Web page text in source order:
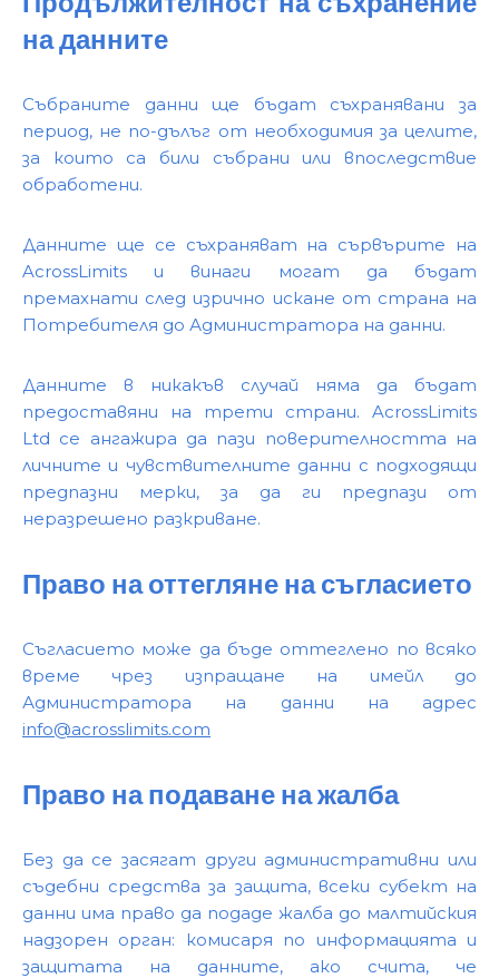
на данните
Събраните данни ще бъдат съхранявани за
период, не по-дълъг от необходимия за целите,
за които са били събрани или впоследствие
обработени.
Данните ще се съхраняват на сървърите на
AcrossLimits и винаги могат да бъдат
премахнати след изрично искане от страна на
Потребителя до Администратора на данни.
Данните в никакъв случай няма да бъдат
предоставяни на трети страни. AcrossLimits
Ltd се ангажира да пази поверителността на
личните и чувствителните данни с подходящи
предпазни мерки, за да ги предпази от
неразрешено разкриване.
Право на оттегляне на съгласието
Съгласието може да бъде оттеглено по всяко
време чрез изпращане на имейл до
Администратора на данни на адрес
info@acrosslimits.com
Право на подаване на жалба
Без да се засягат други административни или
съдебни средства за защита, всеки субект на
данни има право да подаде жалба до малтийския
надзорен орган: комисаря по информацията и
защитата на данните, ако счита, че